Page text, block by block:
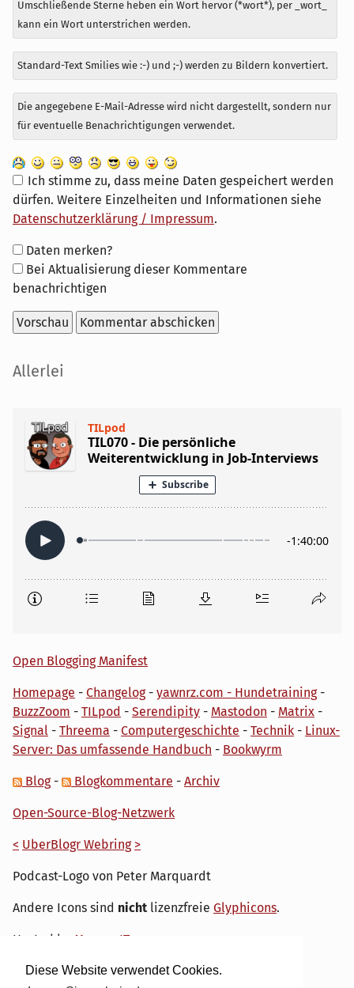
Diese Website verwendet Cookies.
Umschließende Sterne heben ein Wort hervor (*wort*), per _wort_
kann ein Wort unterstrichen werden.
Standard-Text Smilies wie :-) und ;-) werden zu Bildern konvertiert.
Die angegebene E-Mail-Adresse wird nicht dargestellt, sondern nur
für eventuelle Benachrichtigungen verwendet.
Ich stimme zu, dass meine Daten gespeichert werden
dürfen. Weitere Einzelheiten und Informationen siehe
Datenschutzerklärung / Impressum.
Formular-
Optionen
Daten merken?
Bei Aktualisierung dieser Kommentare
benachrichtigen
Seitenleiste
Allerlei
Open Blogging Manifest
Homepage - Changelog- yawnrz.com - Hundetraining-
BuzzZoom - TILpod - Serendipity - Mastodon - Matrix -
Signal - Threema - Computergeschichte - Technik - Linux-
Server: Das umfassende Handbuch - Bookwyrm
Blog- Blogkommentare - Archiv
Open-Source-Blog-Netzwerk
< UberBlogr Webring >
Podcast-Logo von Peter Marquardt
Andere Icons sind nicht lizenzfreie Glyphicons.
Hosted by My own IT.